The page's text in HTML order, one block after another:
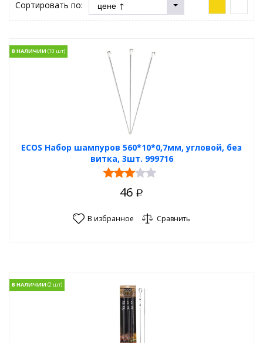
Сортировать по:
ECOS Набор шампуров 560*10*0,7мм, угловой, без
витка, 3шт. 999716
В НАЛИЧИИ
46 Р
В избранное Сравнить
В НАЛИЧИИ